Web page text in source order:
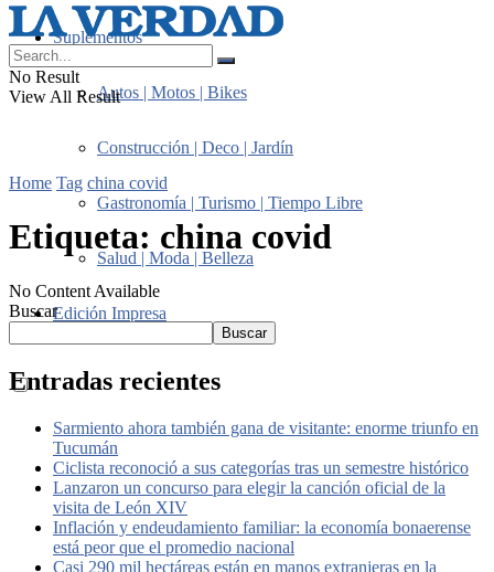
Suplementos
Autos | Motos | Bikes
Construcción | Deco | Jardín
Gastronomía | Turismo | Tiempo Libre
Salud | Moda | Belleza
Edición Impresa
No Result
View All Result
Home Tag china covid
Etiqueta: china covid
No Content Available
Buscar
Buscar
Entradas recientes
Sarmiento ahora también gana de visitante: enorme triunfo en
Tucumán
Ciclista reconoció a sus categorías tras un semestre histórico
Lanzaron un concurso para elegir la canción oficial de la
visita de León XIV
Inflación y endeudamiento familiar: la economía bonaerense
está peor que el promedio nacional
Casi 290 mil hectáreas están en manos extranjeras en la